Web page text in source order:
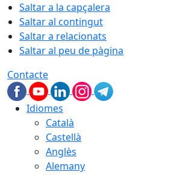
Saltar a la capçalera
Saltar al contingut
Saltar a relacionats
Saltar al peu de pàgina
Contacte
Idiomes
Català
Castellà
Anglès
Alemany